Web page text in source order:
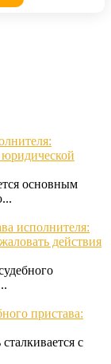
основным
исполнителя:
действия
пристава:
с